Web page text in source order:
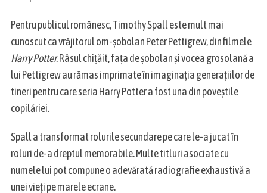
Pentru publicul românesc, Timothy Spall este mult mai
cunoscut ca vrăjitorul om-șobolan Peter Pettigrew, din filmele
Harry Potter.Râsul chițăit, fața de șobolan și vocea grosolană a
lui Pettigrew au rămas imprimate în imaginația generațiilor de
tineri pentru care seria Harry Potter a fost una din poveștile
copilăriei.
Spall a transformat rolurile secundare pe care le-a jucat în
roluri de-a dreptul memorabile. Multe titluri asociate cu
numele lui pot compune o adevărată radiografie exhaustivă a
unei vieți pe marele ecrane.